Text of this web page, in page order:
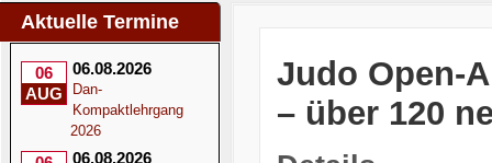
Aktuelle Termine
06
AUG
06.08.2026
Dan-
Kompaktlehrgang
2026
06.08.2026
Judo Open-
– über 120